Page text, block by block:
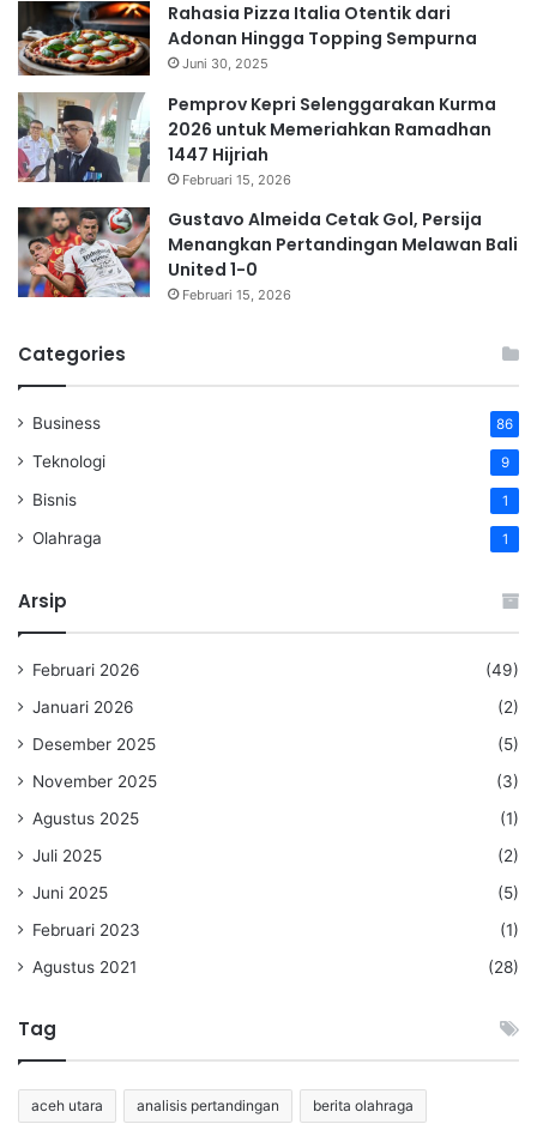
Rahasia Pizza Italia Otentik dari
Adonan Hingga Topping Sempurna
Juni 30, 2025
Pemprov Kepri Selenggarakan Kurma
2026 untuk Memeriahkan Ramadhan
1447 Hijriah
Februari 15, 2026
Gustavo Almeida Cetak Gol, Persija
Menangkan Pertandingan Melawan Bali
United 1-0
Februari 15, 2026
Categories
Business 86
Teknologi 9
Bisnis 1
Olahraga 1
Arsip
Februari 2026
(49)
Januari 2026
(2)
Desember 2025
(5)
November 2025
(3)
Agustus 2025
(1)
Juli 2025
(2)
Juni 2025
(5)
Februari 2023
(1)
Agustus 2021
(28)
Tag
aceh utara analisis pertandingan berita olahraga